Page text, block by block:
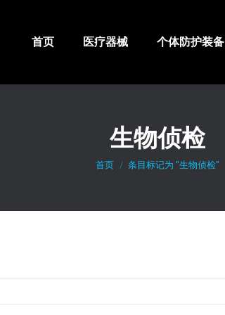
首页 医疗器械 个体防护装备
生物侦检
你在这里：
首页 条目标记为 "生物侦检"